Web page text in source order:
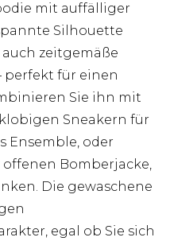
mit auffälliger
Silhouette
zeitgemäße
perfekt für einen
Sie ihn mit
Sneakern für
Ensemble, oder
Bomberjacke,
Die gewaschene
egal ob Sie sich